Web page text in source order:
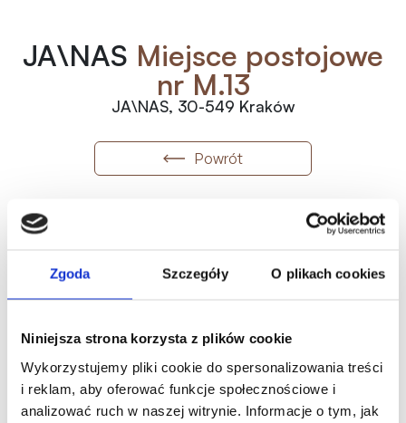
Zgoda Szczegóły O plikach cookies
Niniejsza strona korzysta z plików cookie
Wykorzystujemy pliki cookie do spersonalizowania treści
i reklam, aby oferować funkcje społecznościowe i
analizować ruch w naszej witrynie. Informacje o tym, jak
JA\NAS Miejsce postojowe
nr M.13
JA\NAS, 30-549 Kraków
Powrót
Metraż
1.00m Wolne 125 000zł/m2
125 000.00
Oferta indywidualna
Karta mieszkania